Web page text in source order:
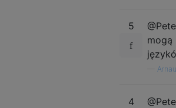
5
mogą
4